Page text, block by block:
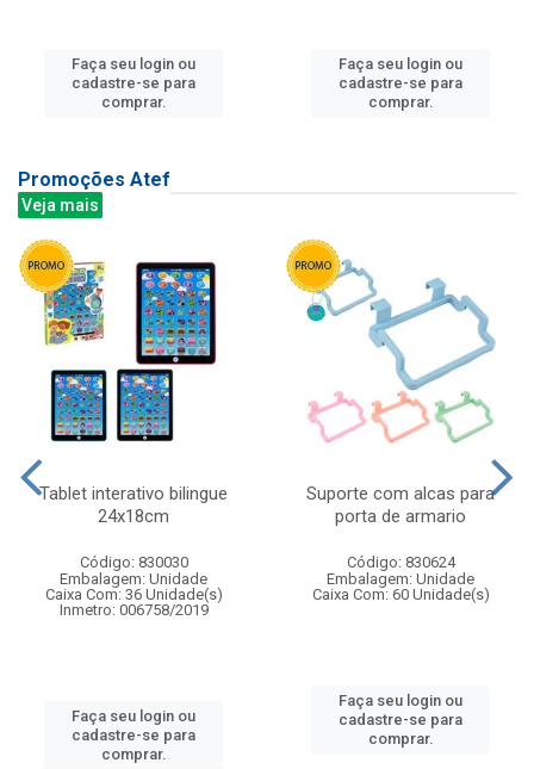
Faça seu login ou
cadastre-se para
comprar.
Faça seu login ou
cadastre-se para
comprar.
Promoções Atef
Veja mais
Tablet interativo bilingue
24x18cm
Código: 830030
Embalagem: Unidade
Caixa Com: 36 Unidade(s)
Inmetro: 006758/2019
Faça seu login ou
cadastre-se para
comprar.
Suporte com alcas para
porta de armario
Código: 830624
Embalagem: Unidade
Caixa Com: 60 Unidade(s)
Faça seu login ou
cadastre-se para
comprar.